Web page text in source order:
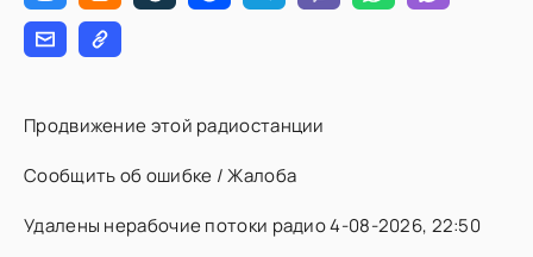
Продвижение этой радиостанции
Сообщить об ошибке / Жалоба
Удалены нерабочие потоки радио 4-08-2026, 22:50